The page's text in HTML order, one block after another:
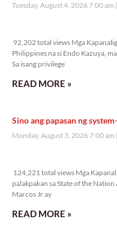
Tuesday, August 4, 2026 7:00 am
92,202 total views Mga
Philippines na si Endo Kazuya,
Sa isang privilege
READ MORE »
Sino ang papasan ng
Monday, August 3, 2026 7:00 am
124,221 total views Mga
palakpakan sa State of the
Marcos Jr ay
READ MORE »